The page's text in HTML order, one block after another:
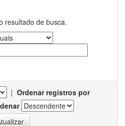
resultado de busca.
| Ordenar registros por